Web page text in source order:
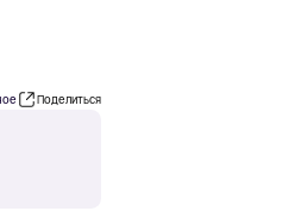
Поделиться